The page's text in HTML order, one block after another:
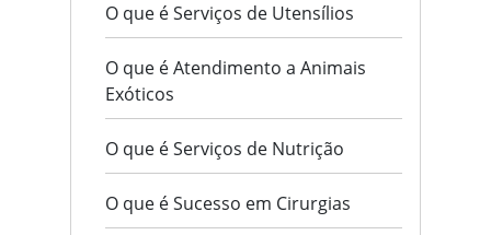
O que é Serviços de Utensílios
O que é Atendimento a Animais
Exóticos
O que é Serviços de Nutrição
O que é Sucesso em Cirurgias